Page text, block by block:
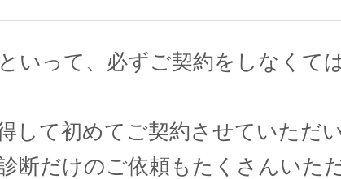
いって、必ずご契約をしなくて
して初めてご契約させていただ
断だけのご依頼もたくさんいた